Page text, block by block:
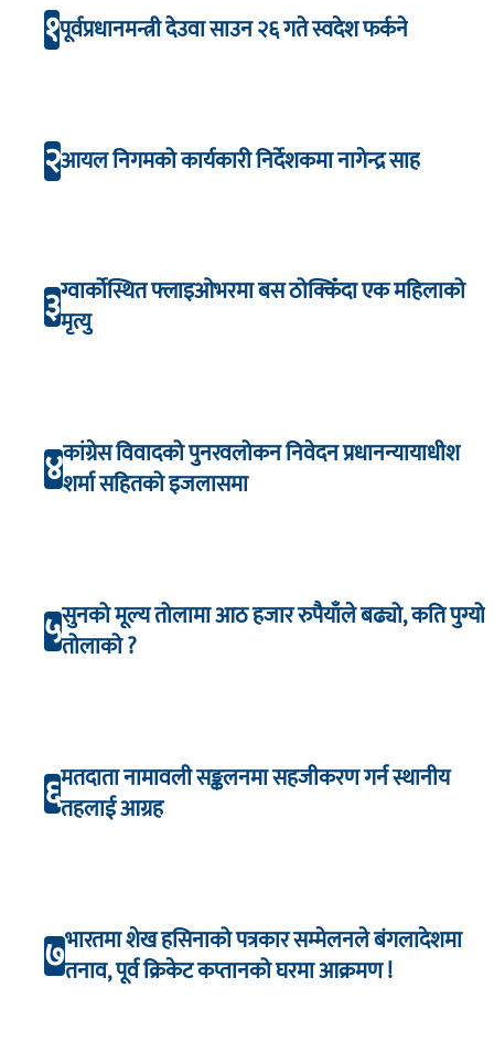
१पूर्वप्रधानमन्त्री देउवा साउन २६ गते स्वदेश फर्कने
२आयल निगमको कार्यकारी निर्देशकमा नागेन्द्र साह
३ग्वार्कोस्थित फ्लाइओभरमा बस ठोक्किँदा एक महिलाको
मृत्यु
४कांग्रेस विवादको पुनरवलोकन निवेदन प्रधानन्यायाधीश
शर्मा सहितको इजलासमा
५सुनको मूल्य तोलामा आठ हजार रुपैयाँले बढ्यो, कति पुग्यो
तोलाको ?
६मतदाता नामावली सङ्कलनमा सहजीकरण गर्न स्थानीय
तहलाई आग्रह
७भारतमा शेख हसिनाको पत्रकार सम्मेलनले बंगलादेशमा
तनाव, पूर्व क्रिकेट कप्तानको घरमा आक्रमण !